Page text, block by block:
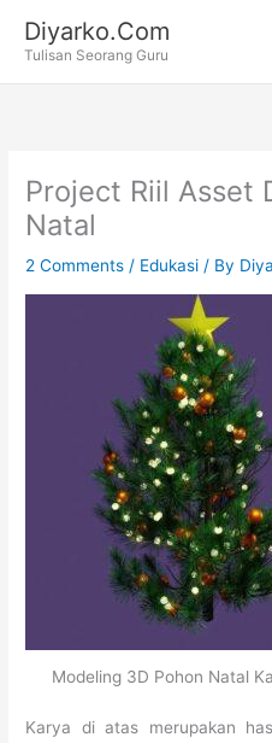
content
Diyarko.Com
Tulisan Seorang Guru
Project Riil Asset
Natal
2 Comments / Edukasi / By
Modeling 3D Pohon Natal
Karya di atas merupakan